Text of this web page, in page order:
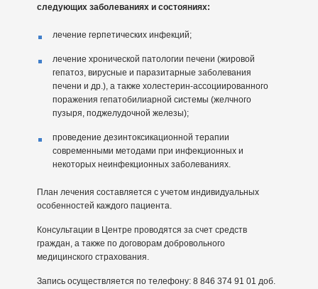
следующих заболеваниях и состояниях:
лечение герпетических инфекций;
лечение хронической патологии печени (жировой
гепатоз, вирусные и паразитарные заболевания
печени и др.), а также холестерин-ассоциированного
поражения гепатобилиарной системы (желчного
пузыря, поджелудочной железы);
проведение дезинтоксикационной терапии
современными методами при инфекционных и
некоторых неинфекционных заболеваниях.
План лечения составляется с учетом индивидуальных
особенностей каждого пациента.
Консультации в Центре проводятся за счет средств
граждан, а также по договорам добровольного
медицинского страхования.
Запись осуществляется по телефону: 8 846 374 91 01 доб.